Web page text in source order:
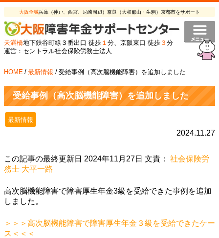
大阪全域兵庫（神戸、西宮、尼崎周辺）奈良（大和郡山・生駒）京都市をサポート
天満橋地下鉄谷町線３番出口 徒歩 １ 分、京阪東口 徒歩 ３ 分
運営：セントラル社会保険労務士法人
HOME / 最新情報 / 受給事例（高次脳機能障害）を追加しました
受給事例（高次脳機能障害）を追加しました
最新情報
2024.11.27
この記事の最終更新日 2024年11月27日 文責： 社会保険労
務士 大平一路
高次脳機能障害で障害厚生年金3級を受給できた事例を追加
しました。
＞＞＞高次脳機能障害で障害厚生年金３級を受給できたケー
ス＜＜＜